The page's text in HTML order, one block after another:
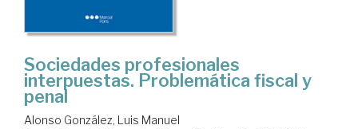
Sociedades profesionales
interpuestas. Problemática fiscal y
penal
Alonso González, Luis Manuel